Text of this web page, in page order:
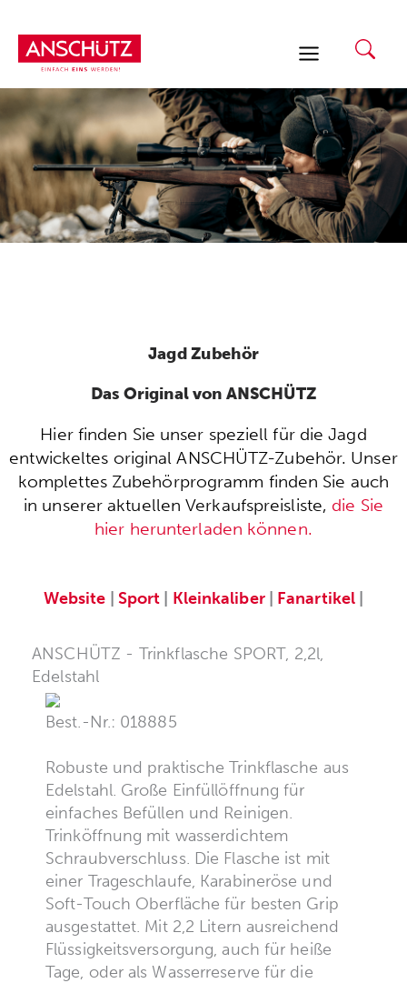
Inhalt
springen
Jagd Zubehör
Das Original von ANSCHÜTZ
Hier finden Sie unser speziell für die Jagd
entwickeltes original ANSCHÜTZ-Zubehör. Unser
komplettes Zubehörprogramm finden Sie auch
in unserer aktuellen Verkaufspreisliste, die Sie
hier herunterladen können.
Website Sport Kleinkaliber| Fanartikel
ANSCHÜTZ - Trinkflasche SPORT, 2,2l,
Edelstahl
Best.-Nr.: 018885
Robuste und praktische Trinkflasche aus
Edelstahl. Große Einfüllöffnung für
einfaches Befüllen und Reinigen.
Trinköffnung mit wasserdichtem
Schraubverschluss. Die Flasche ist mit
einer Trageschlaufe, Karabineröse und
Soft-Touch Oberfläche für besten Grip
ausgestattet. Mit 2,2 Litern ausreichend
Flüssigkeitsversorgung, auch für heiße
Tage, oder als Wasserreserve für die